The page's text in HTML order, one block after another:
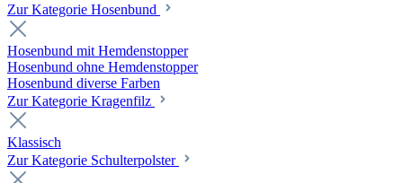
Zur Kategorie Hosenbund
Hosenbund mit Hemdenstopper
Hosenbund ohne Hemdenstopper
Hosenbund diverse Farben
Zur Kategorie Kragenfilz
Klassisch
Zur Kategorie Schulterpolster